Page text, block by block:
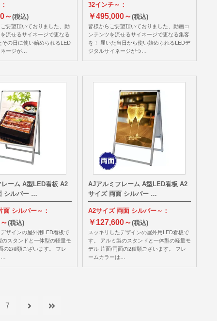
～(税込)
要望頂いておりました、動
流せるサイネージで更なる
その日に使い始められるLED
ージが…
32インチ～：
￥495,000～(税込)
皆様からご要望頂いておりました、動画コ
ンテンツを流せるサイネージで更なる集客
を！ 届いた当日から使い始められるLEDデ
ジタルサイネージがつ…
ーム A型LED看板 A2
シルバー …
面 シルバー～：
(税込)
ザインの屋外用LED看板で
のスタンドと一体型の軽量モ
の2種類ございます。 フレ
AJアルミフレーム A型LED看板 A2
サイズ 両面 シルバー …
A2サイズ 両面 シルバー～：
￥127,600～(税込)
スッキリしたデザインの屋外用LED看板で
す。 アルミ製のスタンドと一体型の軽量モ
デル 片面/両面の2種類ございます。 フレ
ームカラーは…
7